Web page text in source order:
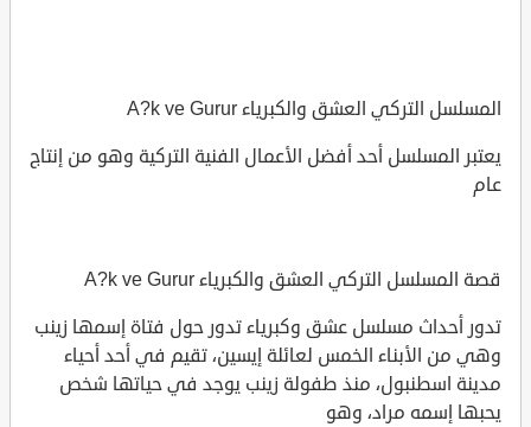
المسلسل التركي العشق والكبرياء A?k ve Gurur
يعتبر المسلسل أحد أفضل الأعمال الفنية التركية وهو من إنتاج
عام
قصة المسلسل التركي العشق والكبرياء A?k ve Gurur
تدور أحداث مسلسل عشق وكبرياء تدور حول فتاة إسمها زينب
وهي من الأبناء الخمس لعائلة إيسين، تقيم في أحد أحياء
مدينة اسطنبول، منذ طفولة زينب يوجد في حياتها شخص
يحبها إسمه مراد، وهو